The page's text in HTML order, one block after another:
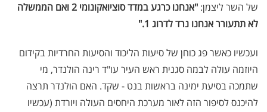
של השר ליצמן:
"אנחנו כרגע במדד סוציואקונומי 2 ואם הממשלה
לא תתעורר אנחנו נרד לדרוג 1."
ועכשיו כאשר פג כוחן של סיעות הליכוד והסיעות החרדיות בקידום
היוזמה עולה לבמה סגנית ראש העיר עו"ד רינה הולנדר, מי
שתמכה בסיעת ימינה בראשות בנט - שקד. האם הולנדר תרצה
להיכנס לסיפור הזה לאור מערכת היחסים העולה ויורדת (עכשיו